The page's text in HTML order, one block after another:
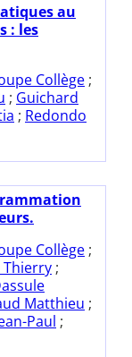
au
: les
Collège ;
; Guichard
; Redondo
Collège ;
Thierry ;
Matthieu ;
Paul ;